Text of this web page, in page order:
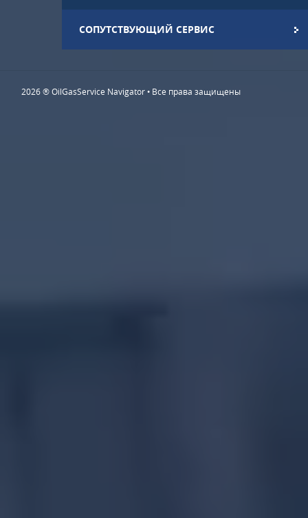
СОПУТСТВУЮЩИЙ СЕРВИС
2026 ® OilGasService Navigator • Все права защищены